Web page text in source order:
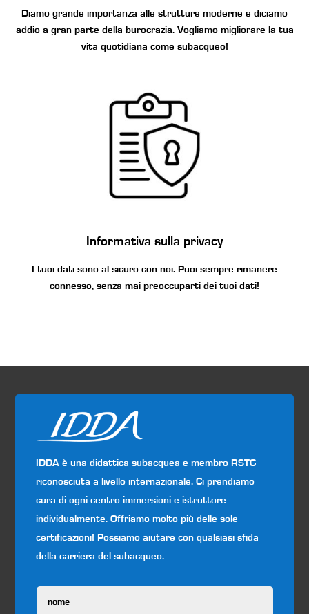
Diamo grande importanza alle strutture moderne e diciamo
addio a gran parte della burocrazia. Vogliamo migliorare la tua
vita quotidiana come subacqueo!
nformativa sulla privacy
I tuoi dati sono al sicuro con noi. Puoi sempre rimanere
connesso, senza mai preoccuparti dei tuoi dati!
IDDA è una didattica subacquea e membro RSTC
riconosciuta a livello internazionale. Ci prendiamo
cura di ogni centro immersioni e istruttore
individualmente. Offriamo molto più delle sole
certificazioni! Possiamo aiutare con qualsiasi sfida
della carriera del subacqueo.